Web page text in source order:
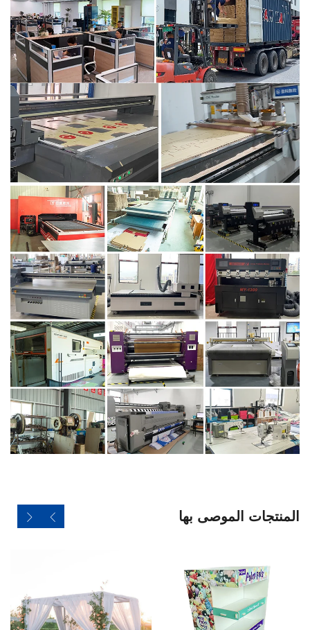
المنتجات الموصى بها